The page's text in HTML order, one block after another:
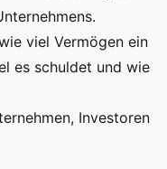
viel Vermögen ein
es schuldet und wie
Investoren